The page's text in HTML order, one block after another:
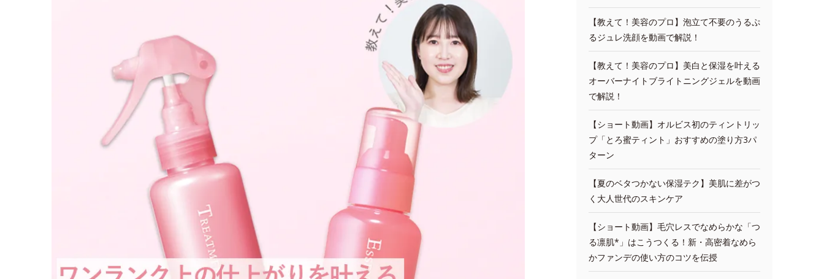
【教えて！美容のプロ】泡立て不要のうるぷ
るジュレ洗顔を動画で解説！
【教えて！美容のプロ】美白と保湿を叶える
オーバーナイトブライトニングジェルを動画
で解説！
【ショート動画】オルビス初のティントリッ
プ「とろ蜜ティント」おすすめの塗り方3パ
ターン
【夏のベタつかない保湿テク】美肌に差がつ
く大人世代のスキンケア
【ショート動画】毛穴レスでなめらかな「つ
る凛肌*」はこうつくる！新・高密着なめら
かファンデの使い方のコツを伝授